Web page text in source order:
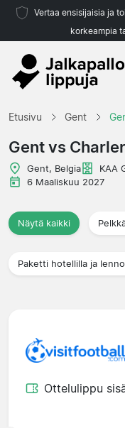
Vertaa ensisijaisia ja
korkeampia
Etusivu Gent
Gent vs
Gent, Belgia KAA
6 Maaliskuu 2027
Näytä kaikki
Paketti hotellilla ja
Ottelulippu